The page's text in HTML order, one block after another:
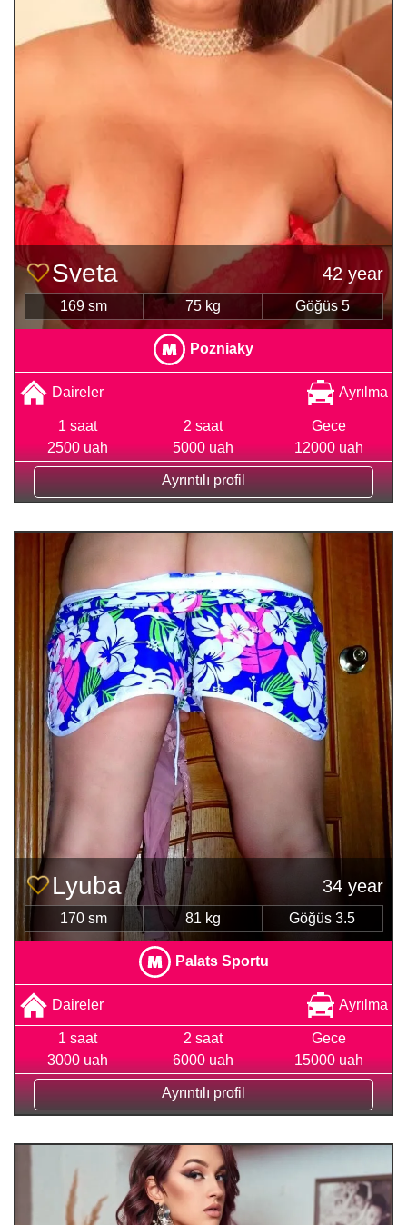
Sveta 42 year
169 sm 75 kg Göğüs 5
Pozniaky
Daireler Ayrılma
1 saat
2500 uah
2 saat
5000 uah
Gece
12000 uah
Ayrıntılı profil
Lyuba 34 year
170 sm 81 kg Göğüs 3.5
Palats Sportu
Daireler Ayrılma
1 saat
3000 uah
2 saat
6000 uah
Gece
15000 uah
Ayrıntılı profil